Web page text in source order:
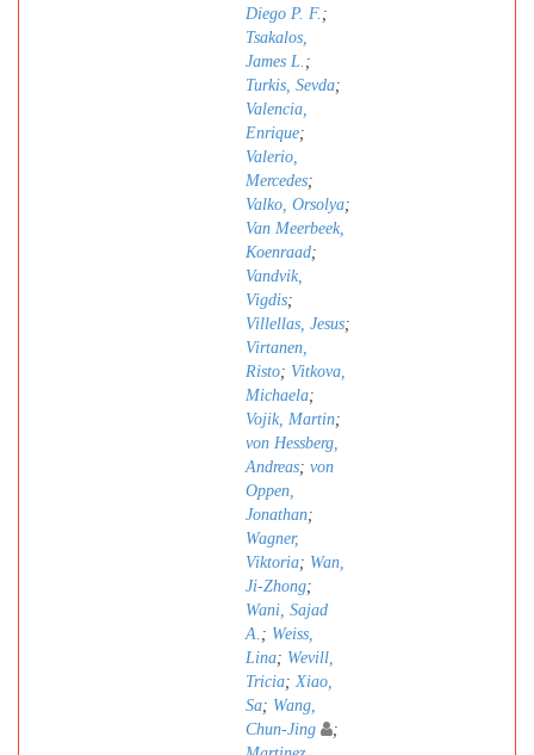
Diego P. F. ;
Tsakalos,
James L. ;
Turkis, Sevda;
Valencia,
Enrique;
Valerio,
Mercedes;
Valko, Orsolya;
Van Meerbeek,
Koenraad;
Vandvik,
Vigdis;
Villellas, Jesus;
Virtanen,
Risto; Vitkova,
Michaela;
Vojik, Martin;
von Hessberg,
Andreas; von
Oppen,
Jonathan;
Wagner,
Viktoria; Wan,
Ji-Zhong;
Wani, Sajad
A. ; Weiss,
Lina; Wevill,
Tricia;Xiao,
Sa; Wang,
Chun-Jing
;